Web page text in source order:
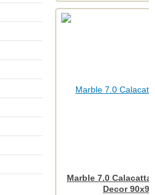
Marble 7.0 Calacatta
Decor 90x90